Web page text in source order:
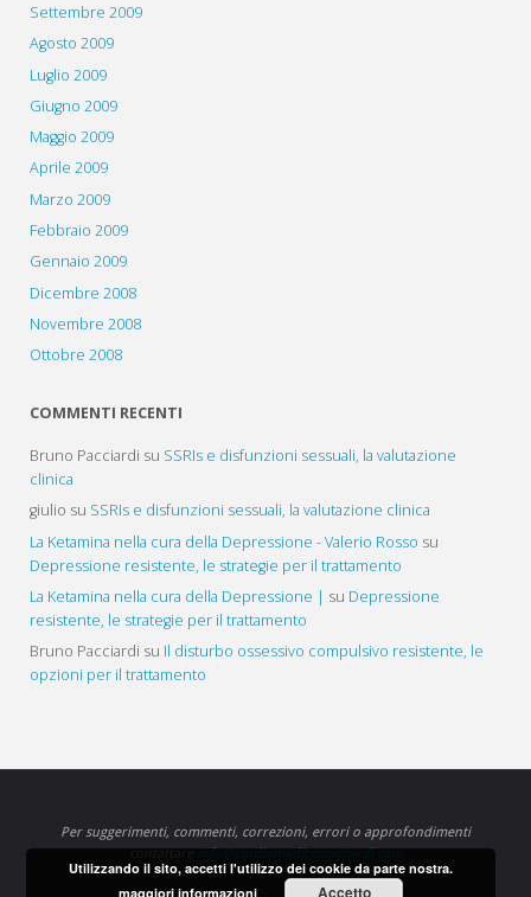
Settembre 2009
Agosto 2009
Luglio 2009
Giugno 2009
Maggio 2009
Aprile 2009
Marzo 2009
Febbraio 2009
Gennaio 2009
Dicembre 2008
Novembre 2008
Ottobre 2008
COMMENTI RECENTI
Bruno Pacciardi su SSRIs e disfunzioni sessuali, la valutazione
clinica
giulio su SSRIs e disfunzioni sessuali, la valutazione clinica
La Ketamina nella cura della Depressione - Valerio Rosso su
Depressione resistente, le strategie per il trattamento
La Ketamina nella cura della Depressione | su Depressione
resistente, le strategie per il trattamento
Bruno Pacciardi su Il disturbo ossessivo compulsivo resistente, le
opzioni per il trattamento
Per suggerimenti, commenti, correzioni, errori o approfondimenti
contattareinfo@studiomedicopacciardi.com
Utilizzando il sito, accetti l'utilizzo dei cookie da parte nostra.
maggiori informazioni
Accetto